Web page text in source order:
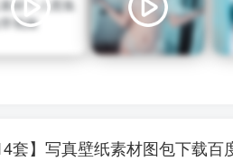
套】写真壁纸素材图包下载百